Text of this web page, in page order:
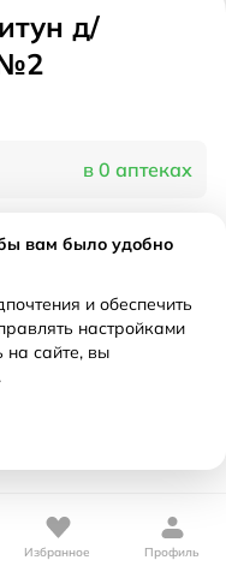
д/
в 0 аптеках
онлайн
Избранное Профиль
вам было удобно
и обеспечить
настройками
на сайте, вы